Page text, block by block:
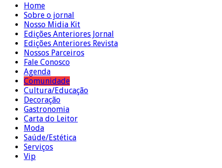
Home
Sobre o jornal
Nosso Midia Kit
Edições Anteriores Jornal
Edições Anteriores Revista
Nossos Parceiros
Fale Conosco
Agenda
Comunidade
Cultura/Educação
Decoração
Gastronomia
Carta do Leitor
Moda
Saúde/Estética
Serviços
Vip